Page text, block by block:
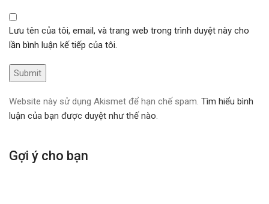
Lưu tên của tôi, email, và trang web trong trình duyệt này cho
lần bình luận kế tiếp của tôi.
Website này sử dụng Akismet để hạn chế spam. Tìm hiểu bình
luận của bạn được duyệt như thế nào.
Gợi ý cho bạn